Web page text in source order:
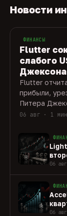
Новости
ФИНАНСЫ
Flutter
слабого
Джексона
Flutter
прибыли,
Питера
06 авг · 1 мин
06 авг
06 авг